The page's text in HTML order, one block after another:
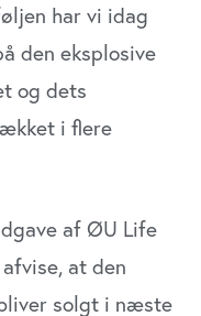
har vi idag
den eksplosive
og dets
i flere
af ØU Life
at den
solgt i næste